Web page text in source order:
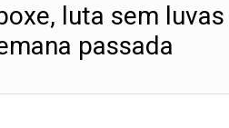
luta sem
passada